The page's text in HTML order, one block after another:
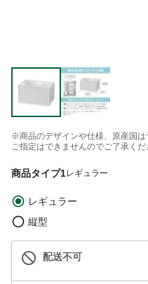
※商品のデザインや仕様、原産国は
ご指定はできませんのでご了承くだ
商品タイプ1レギュラー
レギュラー
縦型
配送不可